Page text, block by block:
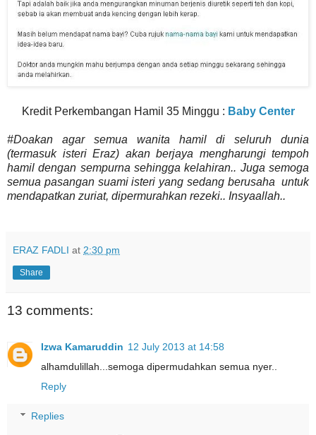
Kredit Perkembangan Hamil 35 Minggu : Baby Center
#Doakan agar semua wanita hamil di seluruh dunia
(termasuk isteri Eraz) akan berjaya mengharungi tempoh
hamil dengan sempurna sehingga kelahiran.. Juga semoga
semua pasangan suami isteri yang sedang berusaha untuk
mendapatkan zuriat, dipermurahkan rezeki.. Insyaallah..
ERAZ FADLI at 2:30 pm
Share
13 comments:
Izwa Kamaruddin 12 July 2013 at 14:58
alhamdulillah...semoga dipermudahkan semua nyer..
Reply
Replies